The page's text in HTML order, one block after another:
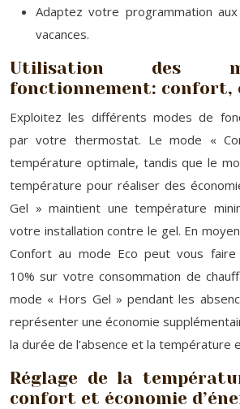
Adaptez votre programmation
vacances.
Utilisation des
fonctionnement: confort,
Exploitez les différents modes de
par votre thermostat. Le mode «
température optimale, tandis que le
température pour réaliser des
Gel » maintient une température
votre installation contre le gel. En
Confort au mode Eco peut vous faire
10% sur votre consommation de
mode « Hors Gel » pendant les
représenter une économie
la durée de l’absence et la température
Réglage de la
confort et économie